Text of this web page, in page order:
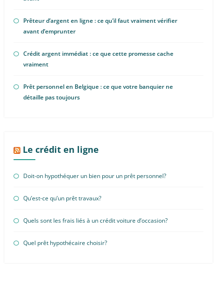
Prêteur d’argent en ligne : ce qu’il faut vraiment vérifier
avant d’emprunter
Crédit argent immédiat : ce que cette promesse cache
vraiment
Prêt personnel en Belgique : ce que votre banquier ne
détaille pas toujours
Le crédit en ligne
Doit-on hypothéquer un bien pour un prêt personnel?
Qu’est-ce qu’un prêt travaux?
Quels sont les frais liés à un crédit voiture d’occasion?
Quel prêt hypothécaire choisir?